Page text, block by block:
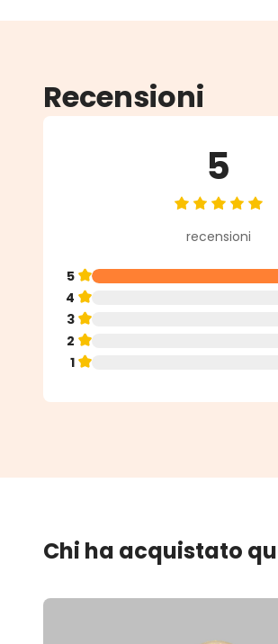
Recensioni
5
Valutazione
recensioni
5
4
3
2
1
Chi ha acquistato